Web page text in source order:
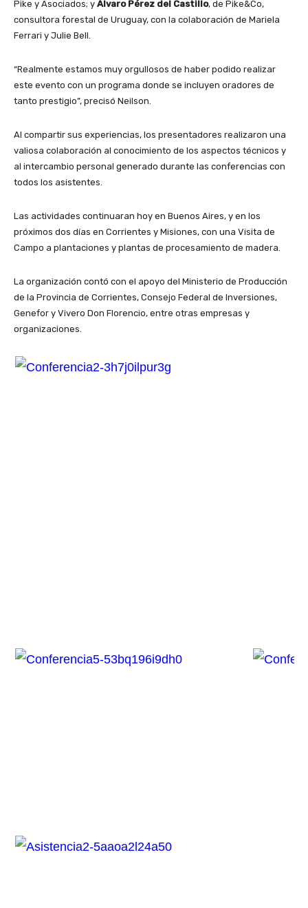
Pike y Asociados; y Álvaro Pérez del Castillo, de Pike&Co,
consultora forestal de Uruguay, con la colaboración de Mariela
Ferrari y Julie Bell.
“Realmente estamos muy orgullosos de haber podido realizar
este evento con un programa donde se incluyen oradores de
tanto prestigio”, precisó Neilson.
Al compartir sus experiencias, los presentadores realizaron una
valiosa colaboración al conocimiento de los aspectos técnicos y
al intercambio personal generado durante las conferencias con
todos los asistentes.
Las actividades continuaran hoy en Buenos Aires, y en los
próximos dos días en Corrientes y Misiones, con una Visita de
Campo a plantaciones y plantas de procesamiento de madera.
La organización contó con el apoyo del Ministerio de Producción
de la Provincia de Corrientes, Consejo Federal de Inversiones,
Genefor y Vivero Don Florencio, entre otras empresas y
organizaciones.